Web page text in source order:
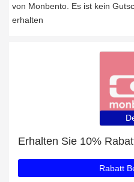
von Monbento. Es ist kein
erhalten
Rabatt